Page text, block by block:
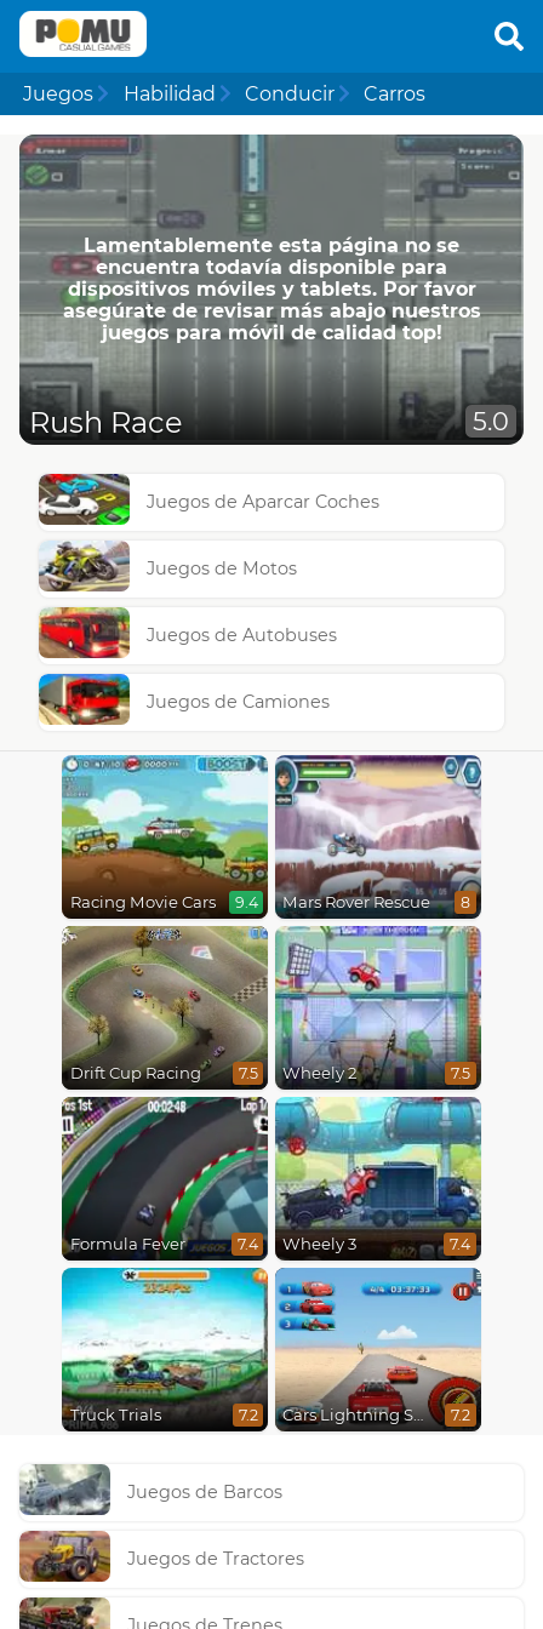
Juegos Habilidad Conducir Carros
Lamentablemente esta página no se
encuentra todavía disponible para
dispositivos móviles y tablets. Por favor
asegúrate de revisar más abajo nuestros
juegos para móvil de calidad top!
Rush Race 5.0
Juegos de Aparcar Coches
Juegos de Motos
Juegos de Autobuses
Juegos de Camiones
Racing Movie Cars 9.4 Mars Rover Rescue 8
Drift Cup Racing 7.5 Wheely 2 7.5
Formula Fever 7.4 Wheely 3 7.4
Truck Trials 7.2 Cars Lightning Speed 7.2
Juegos de Barcos
Juegos de Tractores